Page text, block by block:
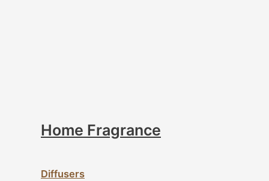
Home Fragrance
Diffusers